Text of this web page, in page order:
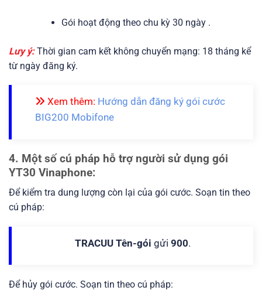
Gói hoạt động theo chu kỳ 30 ngày .
Lưy ý:Thời gian cam kết không chuyển mạng: 18 tháng kể
từ ngày đăng ký.
Xem thêm: Hướng dẫn đăng ký gói cước
BIG200 Mobifone
4. Một số cú pháp hỗ trợ người sử dụng gói
YT30 Vinaphone:
Để kiểm tra dung lượng còn lại của gói cước. Soạn tin theo
cú pháp:
TRACUU Tên-gói gửi 900.
Để hủy gói cước. Soạn tin theo cú pháp: